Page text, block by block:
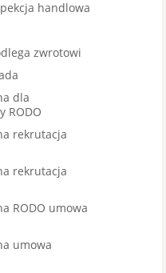
handlowa
zwrotowi
dla
RODO
rekrutacja
rekrutacja
RODO umowa
umowa